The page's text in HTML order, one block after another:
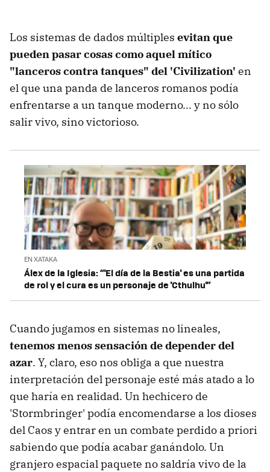
Los sistemas de dados múltiples evitan que
pueden pasar cosas como aquel mítico
"lanceros contra tanques" del 'Civilization' en
el que una panda de lanceros romanos podía
enfrentarse a un tanque moderno... y no sólo
salir vivo, sino victorioso.
EN XATAKA
Álex de la Iglesia: “'El día de la Bestia' es una partida
de rol y el cura es un personaje de 'Cthulhu'”
Cuando jugamos en sistemas no lineales,
tenemos menos sensación de depender del
azar. Y, claro, eso nos obliga a que nuestra
interpretación del personaje esté más atado a lo
que haría en realidad. Un hechicero de
'Stormbringer' podía encomendarse a los dioses
del Caos y entrar en un combate perdido a priori
sabiendo que podía acabar ganándolo. Un
granjero espacial paquete no saldría vivo de la